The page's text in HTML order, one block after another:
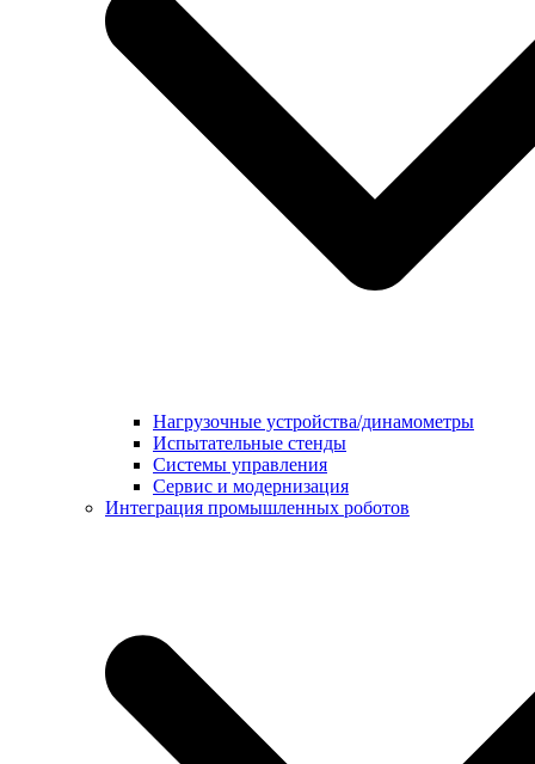
Нагрузочные устройства/динамометры
Испытательные стенды
Системы управления
Сервис и модернизация
Интеграция промышленных роботов